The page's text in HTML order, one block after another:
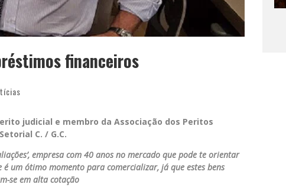
financeiros
judicial e membro da Associação dos Peritos
C. / G.C.
empresa com 40 anos no mercado que pode te orientar
um ótimo momento para comercializar, já que estes bens
se em alta cotação